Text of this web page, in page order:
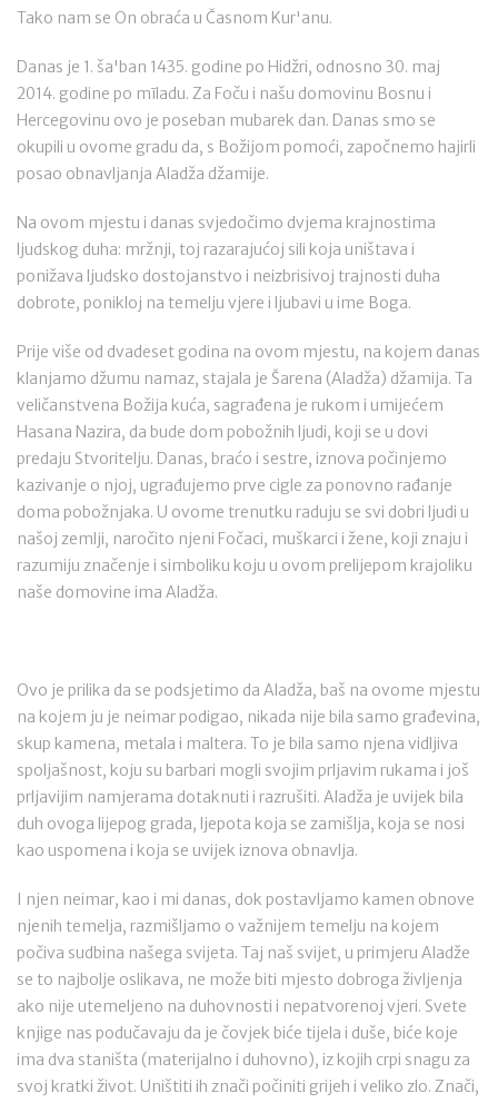
Tako nam se On obraća u Časnom Kur'anu.
Danas je 1. ša'ban 1435. godine po Hidžri, odnosno 30. maj
2014. godine po mīladu. Za Foču i našu domovinu Bosnu i
Hercegovinu ovo je poseban mubarek dan. Danas smo se
okupili u ovome gradu da, s Božijom pomoći, započnemo hajirli
posao obnavljanja Aladža džamije.
Na ovom mjestu i danas svjedočimo dvjema krajnostima
ljudskog duha: mržnji, toj razarajućoj sili koja uništava i
ponižava ljudsko dostojanstvo i neizbrisivoj trajnosti duha
dobrote, ponikloj na temelju vjere i ljubavi u ime Boga.
Prije više od dvadeset godina na ovom mjestu, na kojem danas
klanjamo džumu namaz, stajala je Šarena (Aladža) džamija. Ta
veličanstvena Božija kuća, sagrađena je rukom i umijećem
Hasana Nazira, da bude dom pobožnih ljudi, koji se u dovi
predaju Stvoritelju. Danas, braćo i sestre, iznova počinjemo
kazivanje o njoj, ugrađujemo prve cigle za ponovno rađanje
doma pobožnjaka. U ovome trenutku raduju se svi dobri ljudi u
našoj zemlji, naročito njeni Fočaci, muškarci i žene, koji znaju i
razumiju značenje i simboliku koju u ovom prelijepom krajoliku
naše domovine ima Aladža.
Ovo je prilika da se podsjetimo da Aladža, baš na ovome mjestu
na kojem ju je neimar podigao, nikada nije bila samo građevina,
skup kamena, metala i maltera. To je bila samo njena vidljiva
spoljašnost, koju su barbari mogli svojim prljavim rukama i još
prljavijim namjerama dotaknuti i razrušiti. Aladža je uvijek bila
duh ovoga lijepog grada, ljepota koja se zamišlja, koja se nosi
kao uspomena i koja se uvijek iznova obnavlja.
I njen neimar, kao i mi danas, dok postavljamo kamen obnove
njenih temelja, razmišljamo o važnijem temelju na kojem
počiva sudbina našega svijeta. Taj naš svijet, u primjeru Aladže
se to najbolje oslikava, ne može biti mjesto dobroga življenja
ako nije utemeljeno na duhovnosti i nepatvorenoj vjeri. Svete
knjige nas podučavaju da je čovjek biće tijela i duše, biće koje
ima dva staništa (materijalno i duhovno), iz kojih crpi snagu za
svoj kratki život. Uništiti ih znači počiniti grijeh i veliko zlo. Znači,